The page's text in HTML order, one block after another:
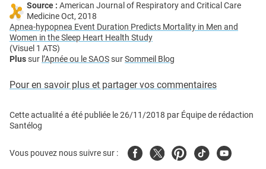
Source : American Journal of Respiratory and Critical Care
Medicine Oct, 2018
Apnea-hypopnea Event Duration Predicts Mortality in Men and
Women in the Sleep Heart Health Study
(Visuel 1 ATS)
Plussur l’Apnée ou le SAOSsurSommeil Blog
Pour en savoir plus et partager vos commentaires
Cette actualité a été publiée le26/11/2018 par Équipe de rédaction
Santélog
Vous pouvez nous suivre sur : FacebookTwitterPinterest
TiktokYoutube